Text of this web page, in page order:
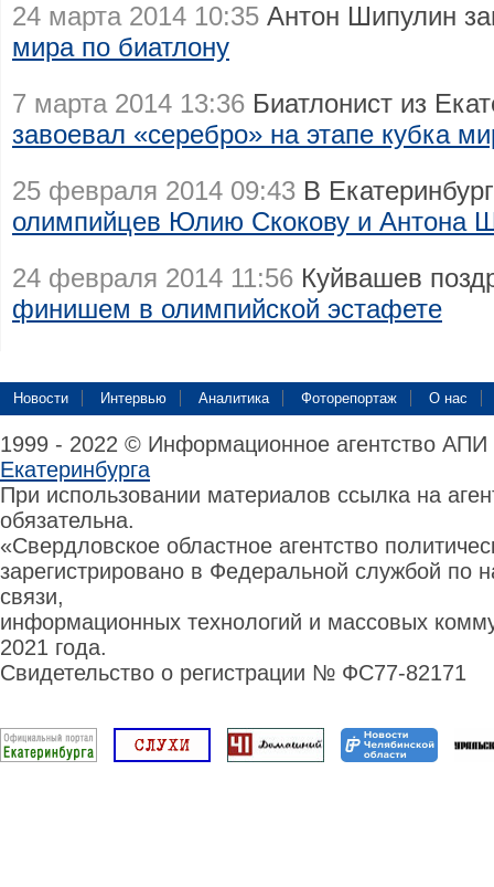
24 марта 2014 10:35 Антон Шипулин
мира по биатлону
7 марта 2014 13:36 Биатлонист из
завоевал «серебро» на этапе кубка
25 февраля 2014 09:43 В
олимпийцев Юлию Скокову и Антона
24 февраля 2014 11:56 Куйвашев
финишем в олимпийской эстафете
Новости Интервью Аналитика Фоторепортаж О нас
1999 - 2022 © Информационное агентство
Екатеринбурга
При использовании материалов ссылка на
обязательна.
«Свердловское областное агентство
зарегистрировано в Федеральной службой по
связи,
информационных технологий и массовых
2021 года.
Свидетельство о регистрации № ФС77-82171